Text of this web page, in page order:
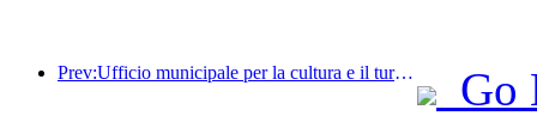
Prev:Ufficio municipale per la cultura e il turismo di Pechino: nel 2025, Pechino ha accolto 5,48 milioni di turisti in arrivo, con un aumento annuo del 39%.
Go